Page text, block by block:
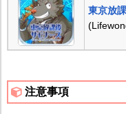
東京放
注意事項